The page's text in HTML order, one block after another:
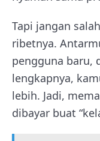
Tapi jangan
ribetnya.
pengguna baru,
lengkapnya,
lebih. Jadi,
dibayar buat